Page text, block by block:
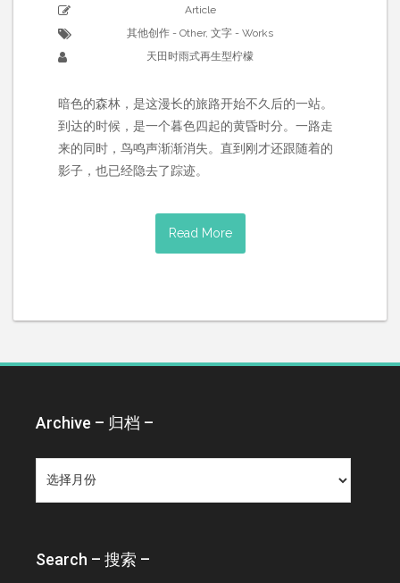
Article
其他创作 - Other, 文字 - Works
天田时雨式再生型柠檬
暗色的森林，是这漫长的旅路开始不久后的一站。
到达的时候，是一个暮色四起的黄昏时分。一路走
来的同时，鸟鸣声渐渐消失。直到刚才还跟随着的
影子，也已经隐去了踪迹。
Read More
Archive – 归档 –
归
Search – 搜索 –